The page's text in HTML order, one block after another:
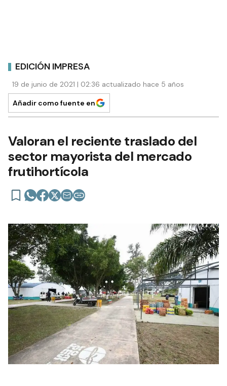
EDICIÓN IMPRESA
19 de junio de 2021 | 02:36 actualizado hace 5 años
Añadir como fuente en
Valoran el reciente traslado del
sector mayorista del mercado
frutihortícola